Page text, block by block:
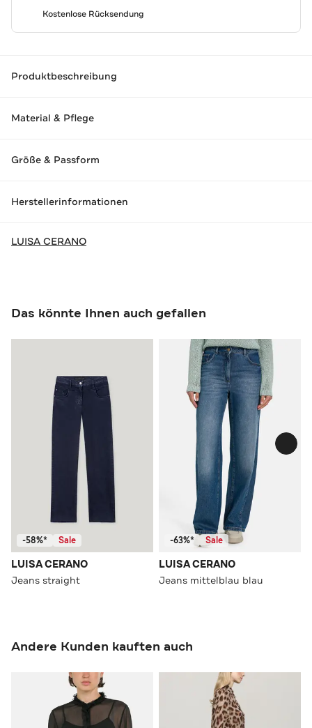
Kostenlose Rücksendung
Produktbeschreibung
Material & Pflege
Größe & Passform
Herstellerinformationen
LUISA CERANO
Das könnte Ihnen auch gefallen
-58%* Sale
LUISA CERANO
Jeans straight
-63%* Sale
LUISA CERANO
Jeans mittelblau blau
Andere Kunden kauften auch